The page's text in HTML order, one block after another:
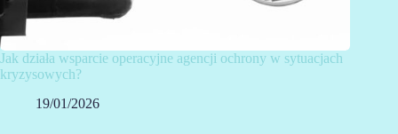
Jak działa wsparcie operacyjne agencji ochrony w sytuacjach
kryzysowych?
19/01/2026